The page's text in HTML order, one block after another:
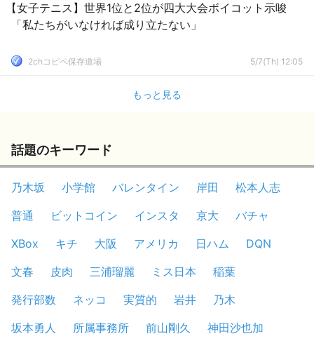
【女子テニス】世界1位と2位が四大大会ボイコット示唆
「私たちがいなければ成り立たない」
2chコピペ保存道場 5/7(Th) 12:05
もっと見る
話題のキーワード
乃木坂 小学館 バレンタイン 岸田
松本人志
普通
ビットコイン インスタ 京大
バチャ
XBox
キチ 大阪 アメリカ 日ハム
DQN
文春
皮肉 三浦瑠麗 ミス日本
稲葉
発行部数
ネッコ 実質的 岩井
乃木
坂本勇人
所属事務所 前山剛久
神田沙也加